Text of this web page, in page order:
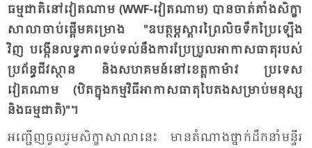
ធម្ម​ជាតិ​នៅ​វៀត​ណាម (WWF-វៀត​ណាម) បាន​ចាត់​តាំង​សិក្ខា​
សា​លា​ចាប់​ផ្តើម​គម្រោង "ឧបត្ថម្ភ​ស្តារ​ព្រៃ​លិច​ទឹក​ប្រៃ​ឡើង​
វិញ បង្កើន​លទ្ធ​ភាព​ទប់​ទល់​នឹង​ការ​ប្រែ​ប្រួល​អា​កាស​ធាតុ​របស់​
ប្រ​ព័ន្ធ​ជីវ​ស្ថាន និង​សហ​គមន៍​នៅ​ខេត្ត​កា​ម៉ាវ ប្រ​ទេស​
វៀតណាម (ឋិត​ក្នុង​កម្ម​វិធី​អា​កាស​ធាតុ​បៃ​តង​សម្រាប់​មនុស្ស
និង​ធម្ម​ជាតិ)"។
អញ្ជើញ​ចូល​រួម​សិក្ខា​សា​លា​នេះ មាន​តំ​ណាង​ថ្នាក់​ដឹក​នាំ​មន្ទីរ